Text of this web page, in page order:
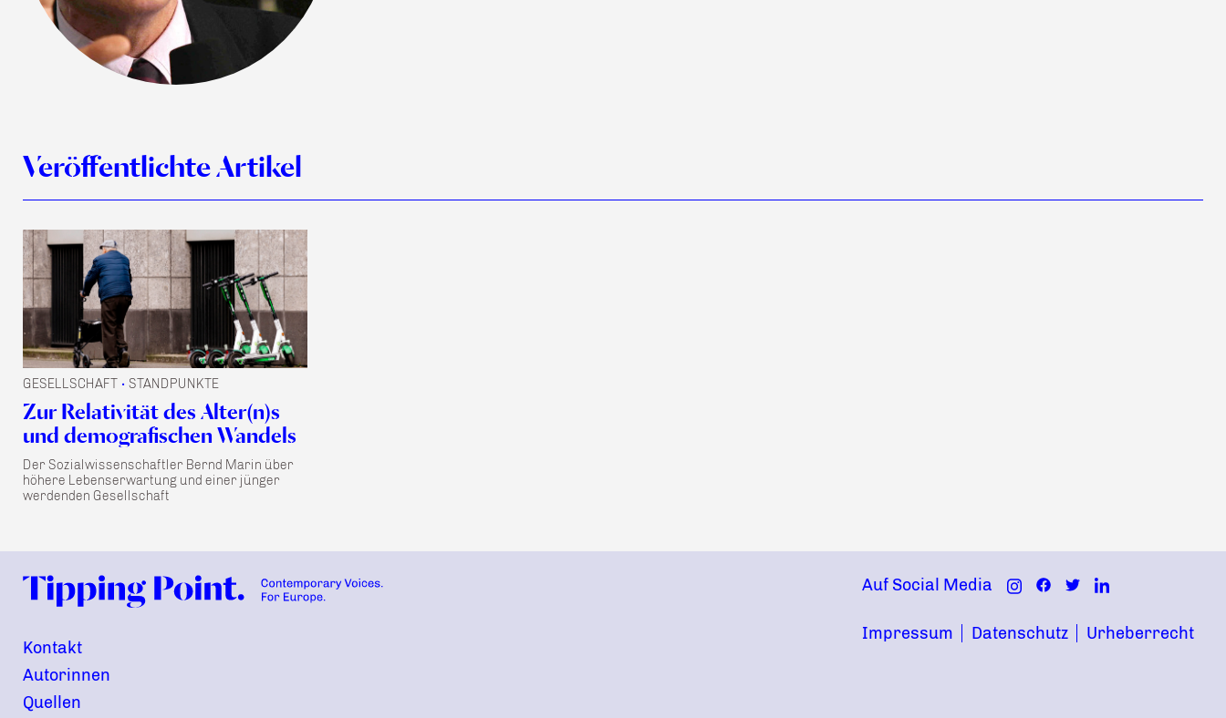
Veröffentlichte Artikel
GESELLSCHAFT • STANDPUNKTE
Zur Relativität des Alter(n)s
und demografischen Wandels
Der Sozialwissenschaftler Bernd Marin über
höhere Lebenserwartung und einer jünger
werdenden Gesellschaft
Kontakt
Autorinnen
Quellen
Auf Social Media
Impressum Datenschutz Urheberrecht